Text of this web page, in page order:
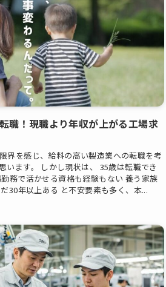
職！現職より年収が上がる工場求
界を感じ、給料の高い製造業への転職を考
います。 しかし現状は、 35歳は転職でき
務で活かせる資格も経験もない 養う家族
30年以上ある と不安要素も多く、本...